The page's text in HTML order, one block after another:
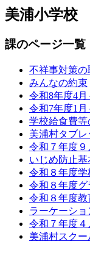
美浦小学校
課のページ一覧
不祥事対策の
みんなの約束
令和8年度4月
令和7年度1月
学校給食費等
美浦村タブレ
令和７年度９
いじめ防止基
令和８年度学
令和８年度
令和８年度
ラーケーショ
令和７年度４
美浦村スク